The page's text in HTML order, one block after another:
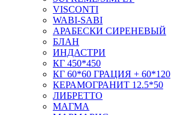
VISCONTI
WABI-SABI
АРАБЕСКИ СИРЕНЕВЫЙ
БЛАН
ИНДАСТРИ
КГ 450*450
КГ 60*60 ГРАЦИЯ + 60*120
КЕРАМОГРАНИТ 12.5*50
ЛИБРЕТТО
МАГМА